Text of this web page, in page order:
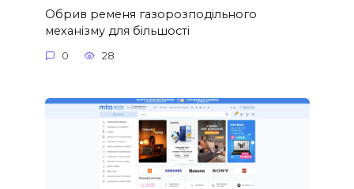
Обрив ременя газорозподільного
механізму для більшості
0 28